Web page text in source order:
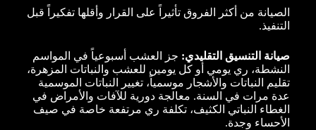
الصيانة من أكثر الفروق تأثيراً على القرار وأقلها تفكيراً قبل
التنفيذ.
صيانة التنسيق التقليدي: جز العشب أسبوعياً في المواسم
النشطة، ري يومي أو كل يومين للعشب والنباتات المزهرة،
تقليم النباتات والأشجار موسمياً، تغيير النباتات الموسمية
عدة مرات في السنة. معالجة دورية للآفات والأمراض في
الغطاء النباتي الكثيف، تكلفة ري مرتفعة خاصة في صيف
الأحساء وجدة.